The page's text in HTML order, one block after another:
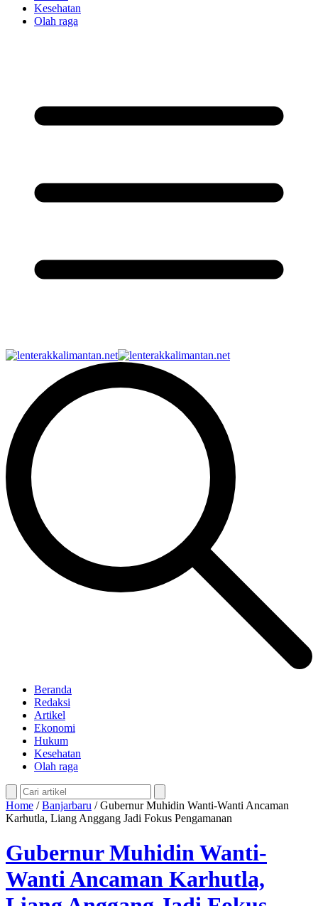
Kesehatan
Olah raga
Beranda
Redaksi
Artikel
Ekonomi
Hukum
Kesehatan
Olah raga
Home /Banjarbaru /Gubernur Muhidin Wanti-Wanti Ancaman
Karhutla, Liang Anggang Jadi Fokus Pengamanan
Gubernur Muhidin Wanti-
Wanti Ancaman Karhutla,